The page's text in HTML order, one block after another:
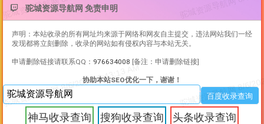
驼城资源导航网 免责申明
声明：本站收录的所有网址均来源于网络和网友自主提交，违法网站我们一经
发现都将立刻删除，收录的网站如有侵权内容与本站无关。
申请删除链接请联系QQ： 976634008 [备注：申请删除链接]
协助本站SEO优化一下，谢谢！
神马收录查询 搜狗收录查询 头条收录查询